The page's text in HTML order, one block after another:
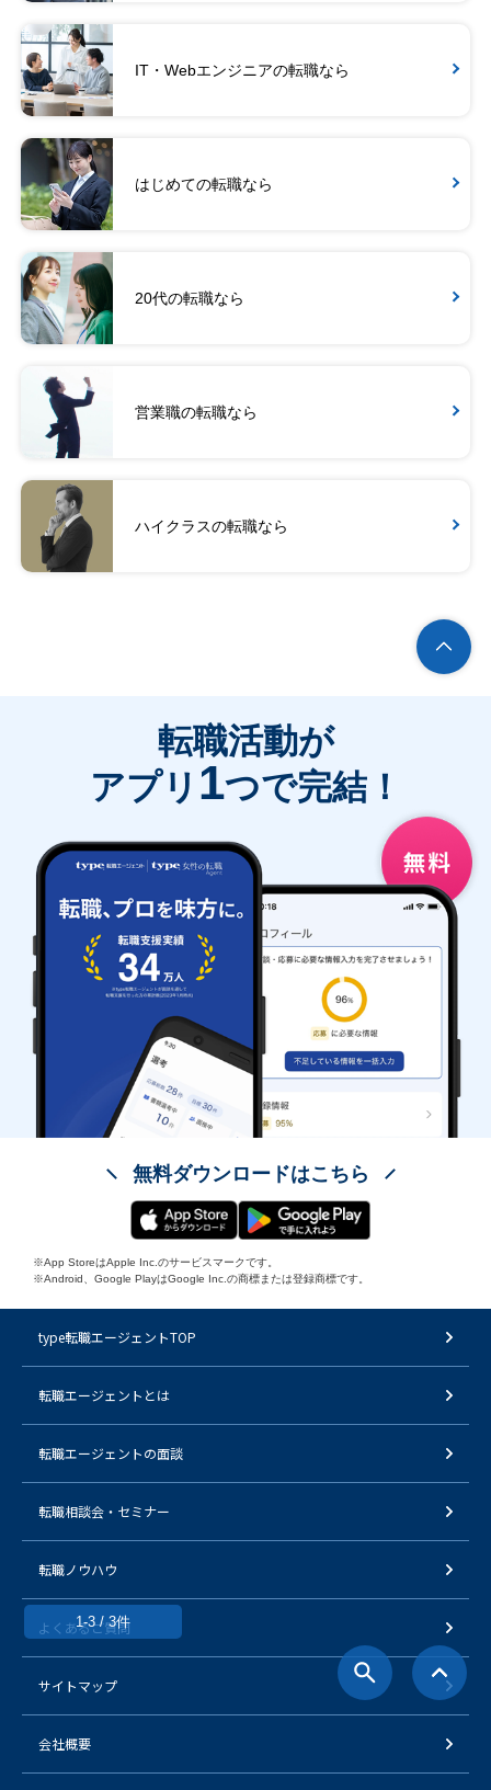
IT・Webエンジニアの転職なら
はじめての転職なら
20代の転職なら
営業職の転職なら
ハイクラスの転職なら
1-3 / 3件
転職活動が
アプリ 1つで完結！
無料ダウンロードはこちら
※App StoreはApple Inc.のサービスマークです。
※Android、Google PlayはGoogle Inc.の商標または登録商標です。
type転職エージェントTOP
転職エージェントとは
転職エージェントの面談
転職相談会・セミナー
転職ノウハウ
よくあるご質問
サイトマップ
会社概要